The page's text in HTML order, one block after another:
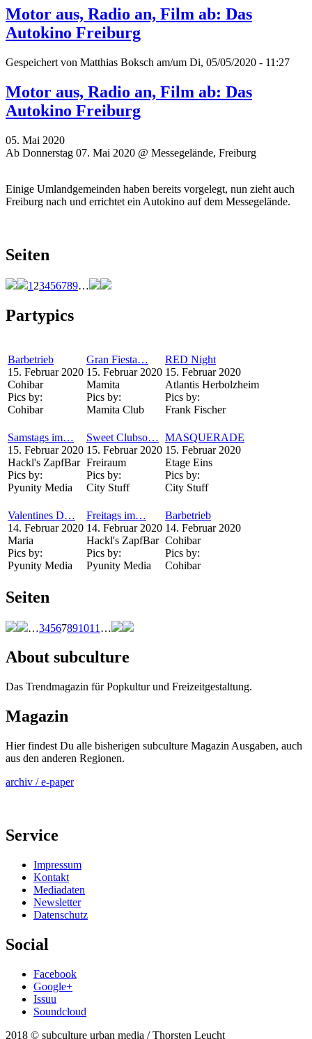
Motor aus, Radio an, Film ab: Das
Autokino Freiburg
Gespeichert von Matthias Boksch am/um Di, 05/05/2020 - 11:27
Motor aus, Radio an, Film ab: Das
Autokino Freiburg
05. Mai 2020
Ab Donnerstag 07. Mai 2020 @ Messegelände, Freiburg
Einige Umlandgemeinden haben bereits vorgelegt, nun zieht auch
Freiburg nach und errichtet ein Autokino auf dem Messegelände.
Seiten
1 23456789…
Partypics
Barbetrieb
15. Februar 2020
Cohibar
Pics by:
Cohibar
Gran Fiesta…
15. Februar 2020
Mamita
Pics by:
Mamita Club
RED Night
15. Februar 2020
Atlantis Herbolzheim
Pics by:
Frank Fischer
Samstags im…
15. Februar 2020
Hackl's ZapfBar
Pics by:
Pyunity Media
Sweet Clubso…
15. Februar 2020
Freiraum
Pics by:
City Stuff
MASQUERADE
15. Februar 2020
Etage Eins
Pics by:
City Stuff
Valentines D…
14. Februar 2020
Maria
Pics by:
Pyunity Media
Freitags im…
14. Februar 2020
Hackl's ZapfBar
Pics by:
Pyunity Media
Barbetrieb
14. Februar 2020
Cohibar
Pics by:
Cohibar
Seiten
…34567891011 …
About subculture
Das Trendmagazin für Popkultur und Freizeitgestaltung.
Magazin
Hier findest Du alle bisherigen subculture Magazin Ausgaben, auch
aus den anderen Regionen.
archiv / e-paper
Service
Impressum
Kontakt
Mediadaten
Newsletter
Datenschutz
Social
Facebook
Google+
Issuu
Soundcloud
2018 © subculture urban media / Thorsten Leucht